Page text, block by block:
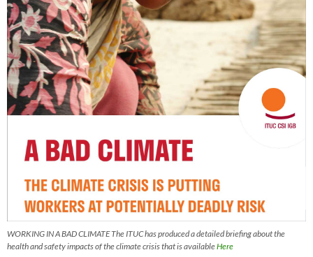
WORKING IN A BAD CLIMATE The ITUC has produced a detailed briefing about the
health and safety impacts of the climate crisis that is availableHere